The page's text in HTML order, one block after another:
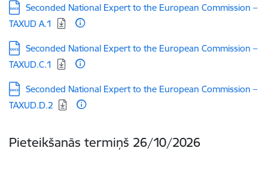
Lejupielādēt:
Seconded National Expert to the European Commission –
TAXUD A.1
Lejupielādēt:
Seconded National Expert to the European Commission –
TAXUD.C.1
Lejupielādēt:
Seconded National Expert to the European Commission –
TAXUD.D.2
Pieteikšanās termiņš 26/10/2026